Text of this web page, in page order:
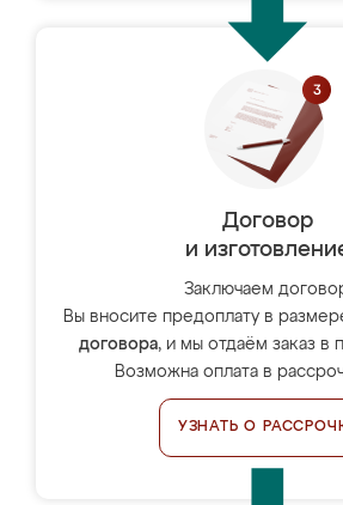
Договор
и
Заключаем
Вы вносите предоплату в
договора, и мы отдаём заказ в
Возможна оплата в
УЗНАТЬ О